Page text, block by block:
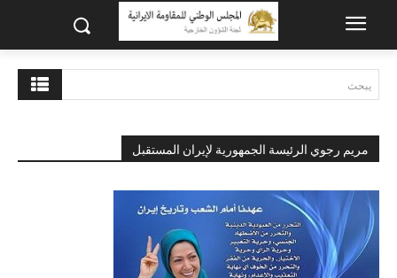
يبحث
مريم رجوي الرئيسة الجمهورية لإيران المستقبل